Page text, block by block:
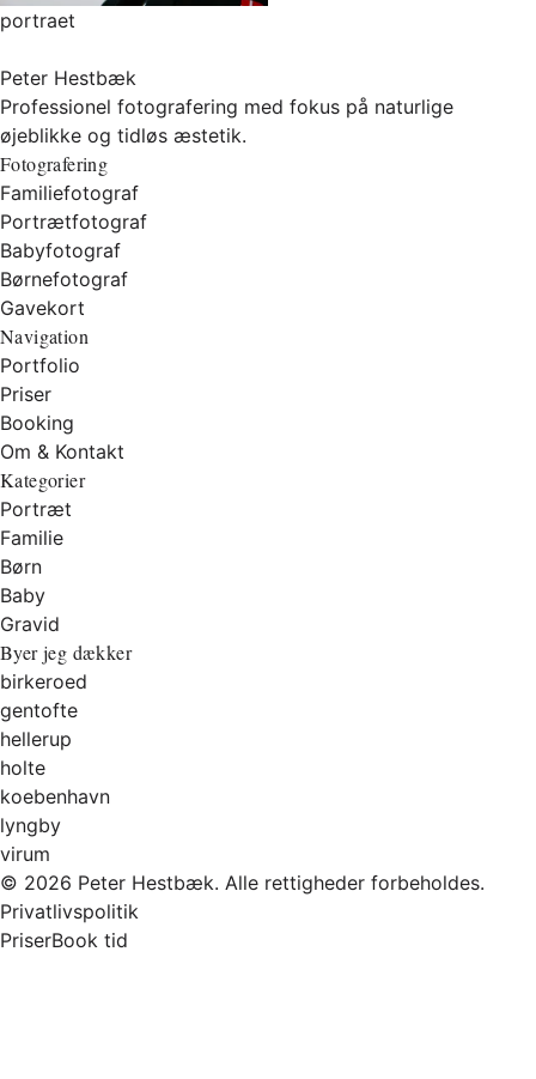
portraet
Peter Hestbæk
Professionel fotografering med fokus på naturlige
øjeblikke og tidløs æstetik.
Fotografering
Familiefotograf
Portrætfotograf
Babyfotograf
Børnefotograf
Gavekort
Navigation
Portfolio
Priser
Booking
Om & Kontakt
Kategorier
Portræt
Familie
Børn
Baby
Gravid
Byer jeg dækker
birkeroed
gentofte
hellerup
holte
koebenhavn
lyngby
virum
© 2026 Peter Hestbæk. Alle rettigheder forbeholdes.
Privatlivspolitik
PriserBook tid